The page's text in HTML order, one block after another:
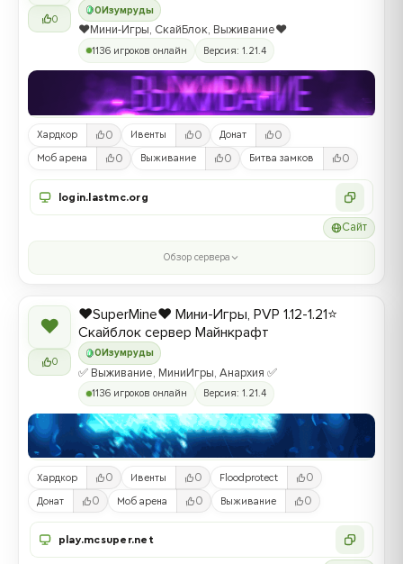
0
0Изумруды
❤️Мини-Игры, СкайБлок, Выживание❤️
1136 игроков онлайн Версия: 1.21.4
Хардкор 0 Ивенты 0 Донат 0
Моб арена 0 Выживание 0 Битва замков 0
login.lastmc.org
Сайт
Обзор сервера
❤
0
0 Изумруды
❤️SuperMine❤️ Мини-Игры, PVP 1.12-1.21⭐
Скайблок сервер Майнкрафт
✅ Выживание, МиниИгры, Анархия ✅
1136 игроков онлайн Версия: 1.21.4
Хардкор 0 Ивенты 0 Floodprotect 0
Донат 0 Моб арена 0 Выживание 0
play.mcsuper.net